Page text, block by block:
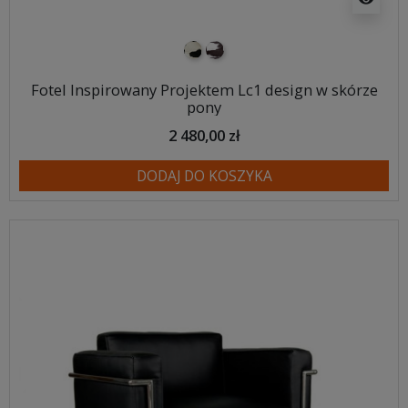
pony biało-czarne
pony biało-brązowe
Fotel Inspirowany Projektem Lc1 design w skórze
pony
2 480,00 zł
DODAJ DO KOSZYKA